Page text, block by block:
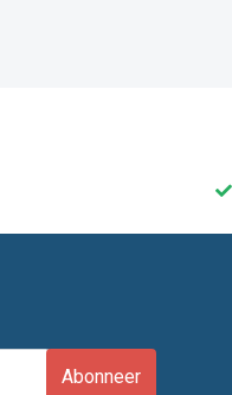
Abonneer